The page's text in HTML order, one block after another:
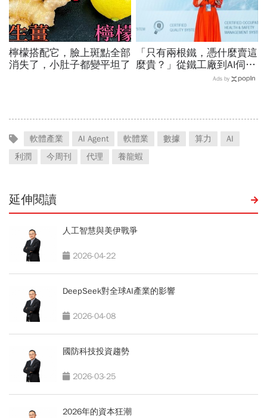
檸檬搭配它，臉上斑點全部
消失了，小肚子都變平坦了
「只有兩根鐵，憑什麼賣這
麼貴？」從鐵工廠到AI伺服
器滑軌霸主，川湖靠四大護
Ads by
軟體產業 AI Agent 軟體業 數據 算力
AI
利潤
今周刊 代理 養龍蝦
延伸閱讀
人工智慧與美伊戰爭
2026-04-22
DeepSeek對全球AI產業的影響
2026-04-08
國防科技投資趨勢
2026-03-25
2026年的資本狂潮